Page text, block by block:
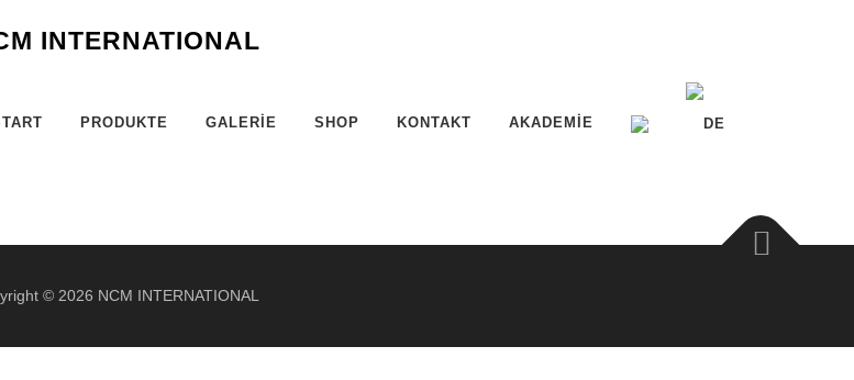
INTERNATIONAL
PRODUKTE GALERIE SHOP KONTAKT AKADEMIE
© 2026 NCM INTERNATIONAL